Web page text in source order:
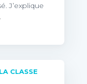
J’explique
CLASSE